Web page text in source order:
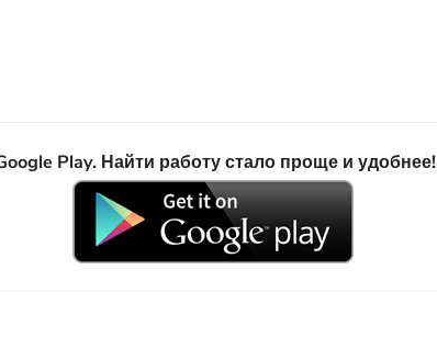
Play. Найти работу стало проще и удобнее!